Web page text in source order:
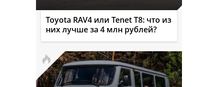
Toyota RAV4 или Tenet T8: что из
них лучше за 4 млн рублей?